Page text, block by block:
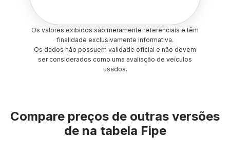
Os valores exibidos são meramente referenciais e têm
finalidade exclusivamente informativa.
Os dados não possuem validade oficial e não devem
ser considerados como uma avaliação de veículos
usados.
Compare preços de outras versões
de na tabela Fipe